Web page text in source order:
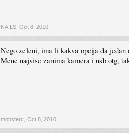
NAILS Oct 8, 2010
Nego zeleni, ima li kakva opcija da jedan
Mene najvise zanima kamera i usb otg,
mobsterc Oct 8, 2010